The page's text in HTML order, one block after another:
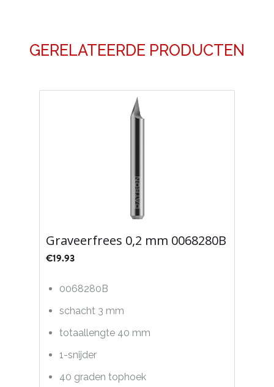
GERELATEERDE PRODUCTEN
Graveerfrees 0,2 mm 0068280B
€19.93
0068280B
schacht 3 mm
totaallengte 40 mm
1-snijder
40 graden tophoek